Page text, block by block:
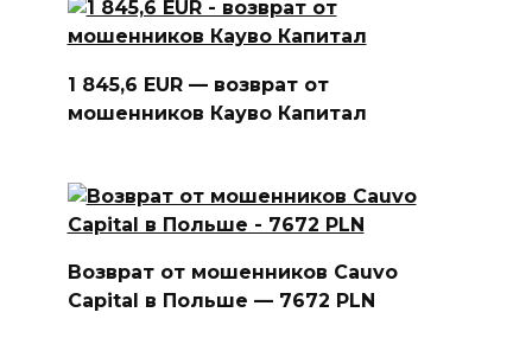
1 845,6 EUR — возврат от
мошенников Кауво Капитал
Возврат от мошенников Cauvo
Capital в Польше — 7672 PLN